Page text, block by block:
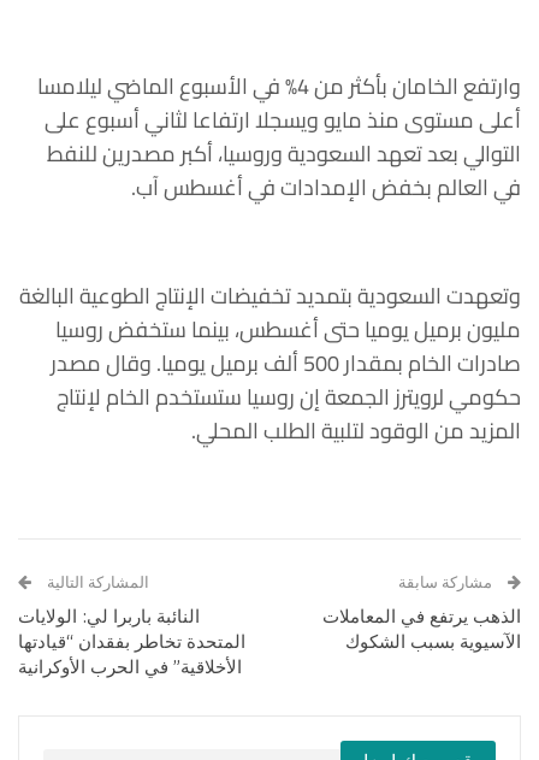
وارتفع الخامان بأكثر من 4% في الأسبوع الماضي ليلامسا
أعلى مستوى منذ مايو ويسجلا ارتفاعا لثاني أسبوع على
التوالي بعد تعهد السعودية وروسيا، أكبر مصدرين للنفط
في العالم بخفض الإمدادات في أغسطس آب.
وتعهدت السعودية بتمديد تخفيضات الإنتاج الطوعية البالغة
مليون برميل يوميا حتى أغسطس، بينما ستخفض روسيا
صادرات الخام بمقدار 500 ألف برميل يوميا. وقال مصدر
حكومي لرويترز الجمعة إن روسيا ستستخدم الخام لإنتاج
المزيد من الوقود لتلبية الطلب المحلي.
مشاركة سابقة
الذهب يرتفع في المعاملات
الآسيوية بسبب الشكوك
المشاركة التالية
النائبة باربرا لي: الولايات
المتحدة تخاطر بفقدان “قيادتها
الأخلاقية” في الحرب الأوكرانية